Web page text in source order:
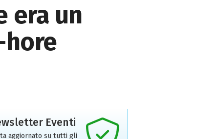
era un
hore
Eventi
aggiornato su tutti gli